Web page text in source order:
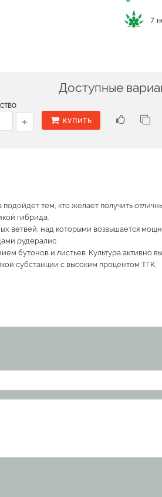
7
Доступные
КУПИТЬ
тем, кто желает получить
гибрида.
ветвей, над которыми возвышается
рудералис.
бутонов и листьев. Культура активно
субстанции с высоким процентом ТГК.